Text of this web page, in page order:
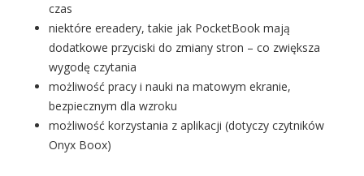
czas
niektóre ereadery, takie jak PocketBook mają
dodatkowe przyciski do zmiany stron – co zwiększa
wygodę czytania
możliwość pracy i nauki na matowym ekranie,
bezpiecznym dla wzroku
możliwość korzystania z aplikacji (dotyczy czytników
Onyx Boox)